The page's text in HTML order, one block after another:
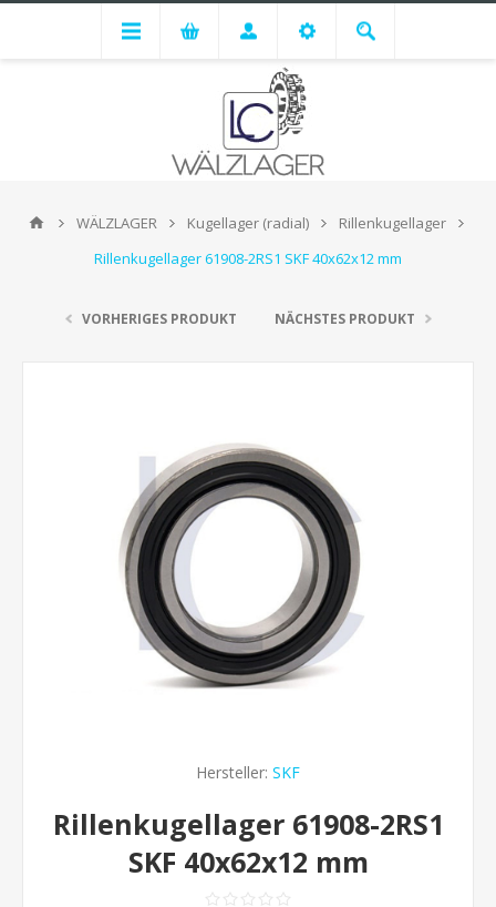
WÄLZLAGER Kugellager (radial)
Rillenkugellager
Rillenkugellager 61908-2RS1 SKF 40x62x12 mm
VORHERIGES PRODUKT NÄCHSTES PRODUKT
Hersteller: SKF
Rillenkugellager 61908-2RS1
SKF 40x62x12 mm